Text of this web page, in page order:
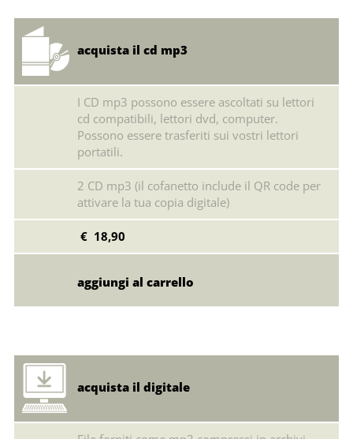
acquista il cd mp3
I CD mp3 possono essere ascoltati su lettori
cd compatibili, lettori dvd, computer.
Possono essere trasferiti sui vostri lettori
portatili.
2 CD mp3 (il cofanetto include il QR code per
attivare la tua copia digitale)
€ 18,90
acquista il digitale